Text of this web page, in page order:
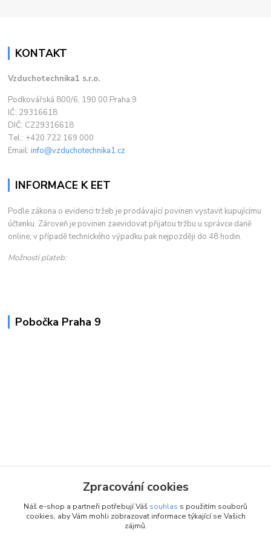
KONTAKT
Vzduchotechnika1 s.r.o.
Podkovářská 800/6, 190 00 Praha 9
IČ: 29316618
DIČ: CZ29316618
Tel.: +420 722 169 000
Email:info@vzduchotechnika1.cz
INFORMACE K EET
Podle zákona o evidenci tržeb je prodávající povinen vystavit kupujícímu
účtenku. Zároveň je povinen zaevidovat přijatou tržbu u správce daně
online; v případě technického výpadku pak nejpozději do 48 hodin.
Možnosti plateb:
Pobočka Praha 9
Zpracování cookies
Náš e-shop a partneři potřebují Váš souhlas s použitím souborů
cookies, aby Vám mohli zobrazovat informace týkající se Vašich
zájmů.